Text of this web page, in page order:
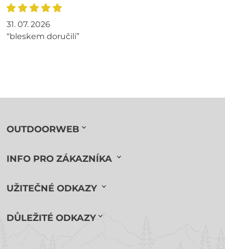
31. 07. 2026
“bleskem doručili”
OUTDOORWEB
INFO PRO ZÁKAZNÍKA
UŽITEČNÉ ODKAZY
DŮLEŽITÉ ODKAZY